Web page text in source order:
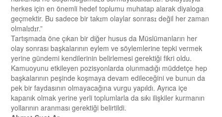
herkes için en önemli hedef toplumu muhatap alarak diyaloga
geçmektir. Bu sadece bir takɪm olaylar sonrasɪ değil her zaman
olmalɪdɪr.”
Tartışmada öne çıkan bir diğer husus da Müslümanların her
olay sonrası başkalarının eylem ve söylemlerine tepki vermek
yerine gündemi kendilerinin belirlemesi gerektiği fikri oldu.
Kamuoyunu etkileyen pozisyonlarda olunmadığı müddetçe hep
başkalarının peşinde koşmaya devam edileceğini ve bunun da
pek bir faydasının olmayacağına vurgu yapıldı. Ayrıca içe
kapanık olmak yerine yerli toplumlarla da sıkı ilişkiler kurmanın
yollarının aranması gerektiği belirtildi.